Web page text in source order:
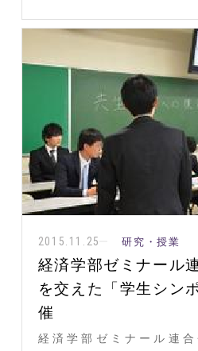
2015.11.25 研究・授業
経済学部ゼミナール
を交えた「学生シン
催
経済学部ゼミナール連